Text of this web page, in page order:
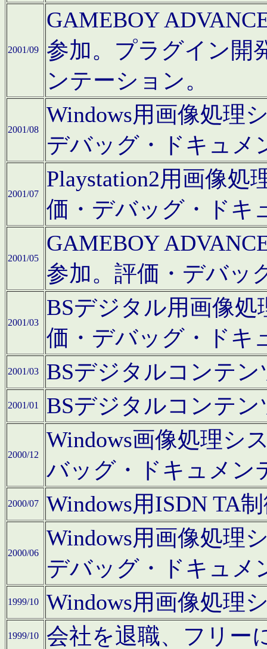
2001/09
GAMEBOY
参加。プラグイン開
ンテーション。
2001/08
Windows用画像処理
デバッグ・ドキュメ
2001/07
Playstation2用画像
価・デバッグ・ドキ
2001/05
GAMEBOY
参加。評価・デバッ
2001/03
BSデジタル用画像
価・デバッグ・ドキ
2001/03 BSデジタルコンテ
2001/01 BSデジタルコンテ
2000/12
Windows画像処理シ
バッグ・ドキュメン
2000/07 Windows用ISDN TA
2000/06
Windows用画像処理
デバッグ・ドキュメ
1999/10 Windows用画像処理
1999/10 会社を退職、フリー